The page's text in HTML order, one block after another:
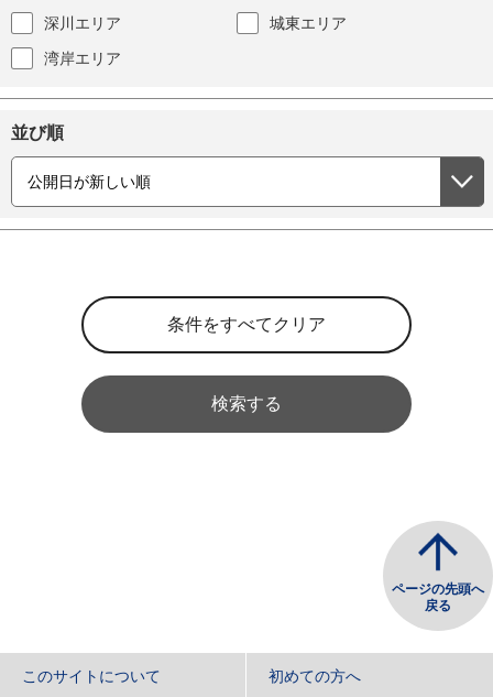
深川エリア
城東エリア
湾岸エリア
並び順
検索する
ページの先頭へ
戻る
このサイトについて 初めての方へ